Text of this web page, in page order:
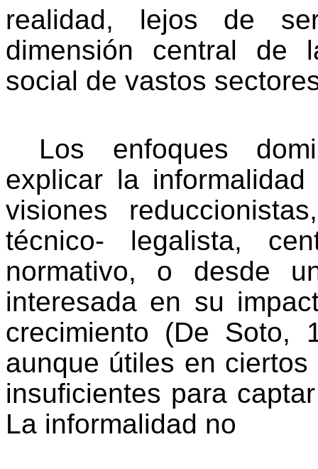
realidad, lejos de
dimensión central de
social de vastos
Los enfoques
explicar la
visiones
técnico- legalista,
normativo, o desde
interesada en su
crecimiento (De Soto,
aunque útiles en
insuficientes para
La informalidad no